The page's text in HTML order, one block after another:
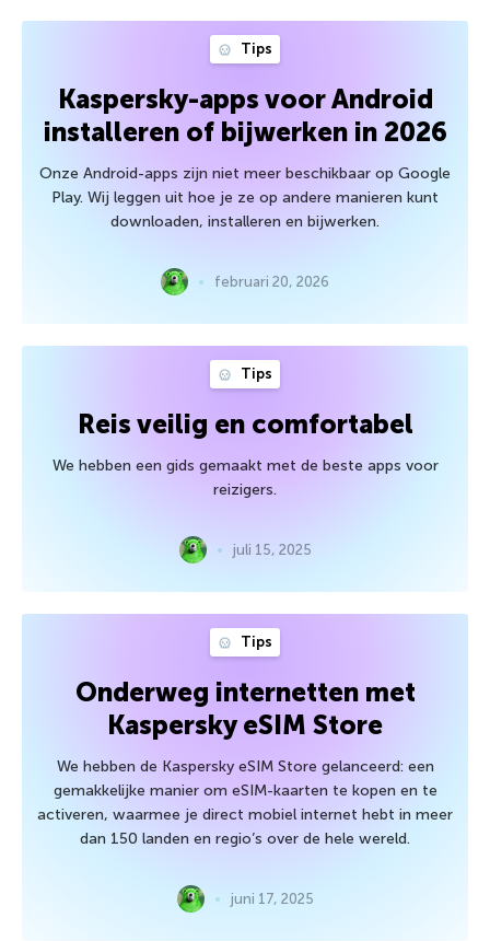
Tips
Kaspersky-apps voor Android
installeren of bijwerken in 2026
Onze Android-apps zijn niet meer beschikbaar op Google
Play. Wij leggen uit hoe je ze op andere manieren kunt
downloaden, installeren en bijwerken.
februari 20, 2026
Tips
Reis veilig en comfortabel
We hebben een gids gemaakt met de beste apps voor
reizigers.
juli 15, 2025
Tips
Onderweg internetten met
Kaspersky eSIM Store
We hebben de Kaspersky eSIM Store gelanceerd: een
gemakkelijke manier om eSIM-kaarten te kopen en te
activeren, waarmee je direct mobiel internet hebt in meer
dan 150 landen en regio’s over de hele wereld.
juni 17, 2025